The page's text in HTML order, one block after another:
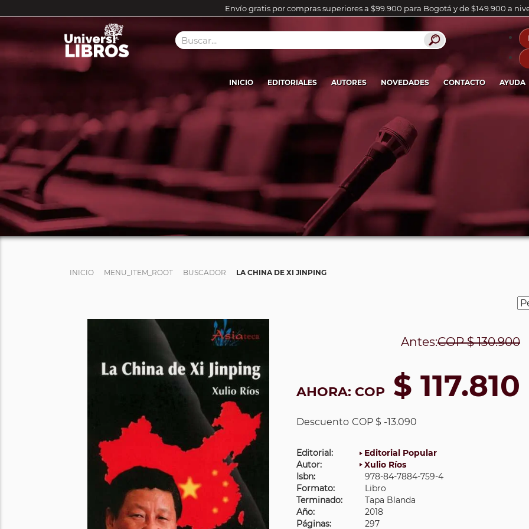
Envío gratis por compras superiores a $99.900 para Bogotá y de $149.900 a
INICIO EDITORIALES AUTORES NOVEDADES CONTACTO AYUDA
INICIO MENU_ITEM_ROOT BUSCADOR LA CHINA DE XI JINPING
Antes:COP$ 130.900
AHORA: COP $ 117.810
Descuento COP $ -13.090
Editorial:
Editorial Popular
Autor:
Xulio Ríos
Isbn:
978-84-7884-759-4
Formato:
Libro
Terminado:
Tapa Blanda
Año:
2018
Páginas:
297